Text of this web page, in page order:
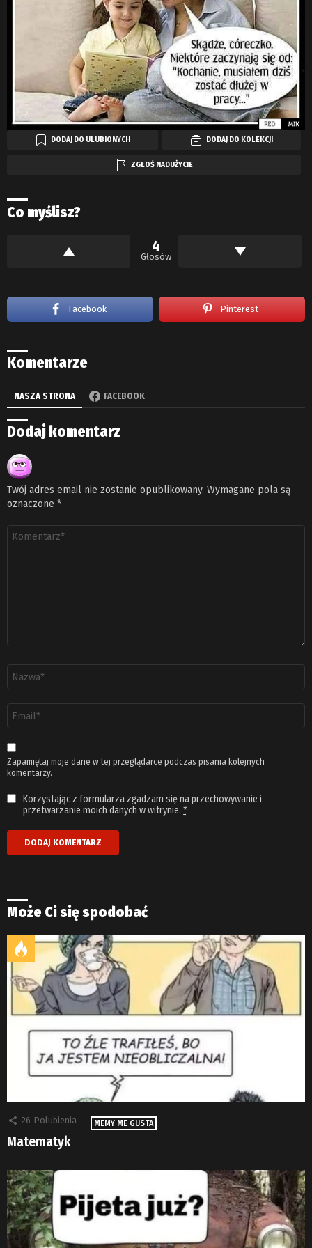
DODAJ DO ULUBIONYCH DODAJ DO KOLEKCJI
ZGŁOŚ NADUŻYCIE
Co myślisz?
4
Głosów
Facebook Pinterest
Komentarze
NASZA STRONA FACEBOOK
Dodaj komentarz
Twój adres email nie zostanie opublikowany. Wymagane pola są
oznaczone *
Komentarz
email
*
Zapamiętaj moje dane w tej przeglądarce podczas pisania kolejnych
komentarzy.
Korzystając z formularza zgadzam się na przechowywanie i
przetwarzanie moich danych w witrynie. *
Może Ci się spodobać
26 Polubienia MEMY ME GUSTA
Matematyk